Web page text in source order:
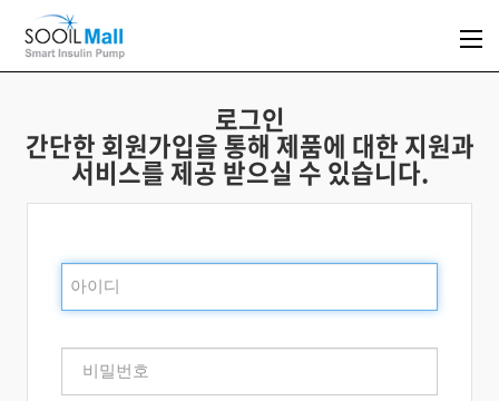
로그인
간단한 회원가입을 통해 제품에 대한 지원과
서비스를 제공 받으실 수 있습니다.